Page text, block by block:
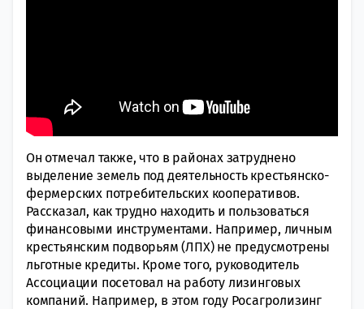
Он отмечал также, что в районах затруднено
выделение земель под деятельность крестьянско-
фермерских потребительских кооперативов.
Рассказал, как трудно находить и пользоваться
финансовыми инструментами. Например, личным
крестьянским подворьям (ЛПХ) не предусмотрены
льготные кредиты. Кроме того, руководитель
Ассоциации посетовал на работу лизинговых
компаний. Например, в этом году Росагролизинг